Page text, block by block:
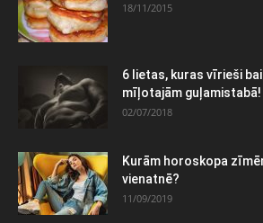
18/11/2015
6 lietas, kuras vīrieši
mīļotajām guļamistabā!
02/07/2018
Kurām horoskopa
vienatnē?
11/09/2019